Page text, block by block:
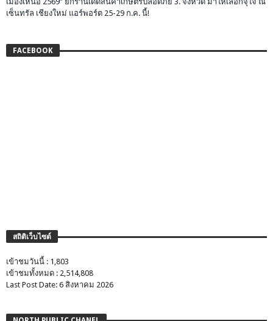
เซ็นทรัล เชียงใหม่ แอร์พอร์ต 25-29 ก.ค. นี้!
FACEBOOK
สถิติเว็บไซต์
เข้าชมวันนี้ : 1,803
เข้าชมทั้งหมด : 2,514,808
Last Post Date: 6 สิงหาคม 2026